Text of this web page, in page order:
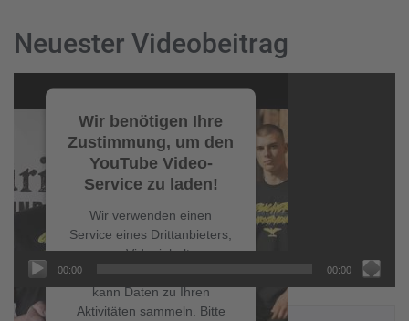
Neuester Videobeitrag
Player
Wir benötigen Ihre
Zustimmung, um den
YouTube Video-
Service zu laden!
Wir verwenden einen
Service eines Drittanbieters,
um Videoinhalte
einzubetten. Dieser Service
kann Daten zu Ihren
Aktivitäten sammeln. Bitte
00:00 00:00